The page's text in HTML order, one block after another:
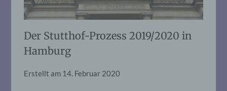
Der Stutthof-Prozess 2019/2020 in
Hamburg
Erstellt am 14. Februar 2020